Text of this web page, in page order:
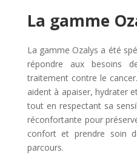
La gamme
La gamme Ozalys a été
répondre aux besoins
traitement contre le
aident à apaiser, hydrater
tout en respectant sa
réconfortante pour
confort et prendre soin
parcours.